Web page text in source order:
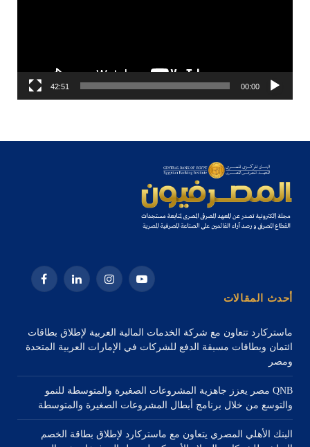
00:00
42:51
يوتيوب الانستغراملينكدإن فيسبوك
أحدث المقالات
ماستركارد تتعاون مع شركة الخدمات المالية العربية لإطلاق بطاقات
ائتمان وبطاقات مسبقة الدفع للشركات في الإمارات العربية المتحدة
ومصر
QNB مصر يعزز جاهزية المشروعات الصغيرة والمتوسطة للنمو
والتوسع من خلال برنامج أبطال المشروعات الصغيرة والمتوسطة
البنك الأهلي المصري يتعاون مع ماستركارد لإطلاق بطاقة الخصم